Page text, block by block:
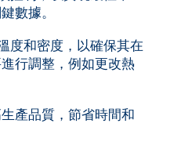
數據。
度和密度，以確保其在
行調整，例如更改熱
產品質，節省時間和